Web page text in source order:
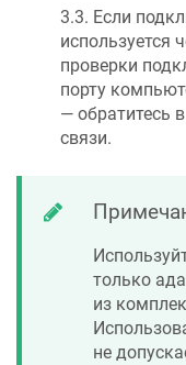
3.3. Если
используется
проверки
порту
— обратитесь
связи.
только
из
не